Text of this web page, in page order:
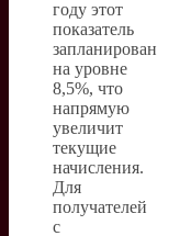
году этот
показатель
запланирован
на уровне
8,5%, что
напрямую
увеличит
текущие
начисления.
Для
получателей
с